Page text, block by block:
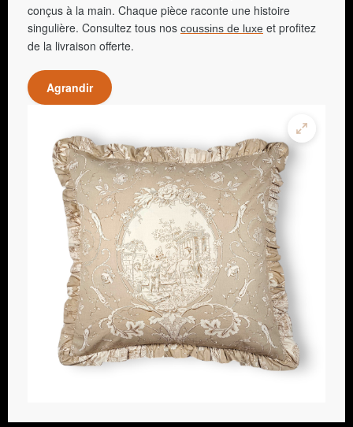
conçus à la main. Chaque pièce raconte une histoire
singulière. Consultez tous nos coussins de luxe et profitez
de la livraison offerte.
Agrandir